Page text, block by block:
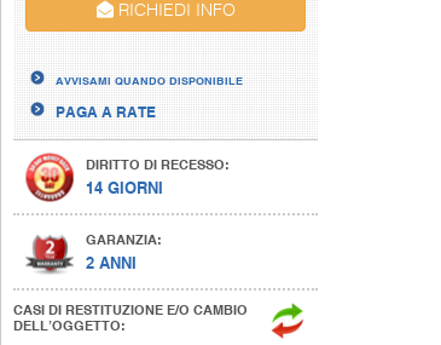
RICHIEDI INFO
AVVISAMI QUANDO DISPONIBILE
PAGA A RATE
DIRITTO DI RECESSO:
14 GIORNI
GARANZIA:
2 ANNI
CASI DI RESTITUZIONE E/O CAMBIO
DELL’OGGETTO: